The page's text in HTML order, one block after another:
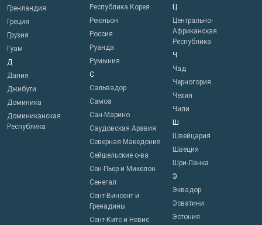
Гренландия
Греция
Грузия
Гуам
Д
Дания
Джибути
Доминика
Доминиканская
Республика
Республика Корея
Реюньон
Россия
Руанда
Румыния
С
Сальвадор
Самоа
Сан-Марино
Саудовская Аравия
Северная Македония
Сейшельские о-ва
Сен-Пьер и Микелон
Сенегал
Сент-Винсент и
Гренадины
Сент-Китс и Невис
Ц
Центрально-
Африканская
Республика
Ч
Чад
Черногория
Чехия
Чили
Ш
Швейцария
Швеция
Шри-Ланка
Э
Эквадор
Эсватини
Эстония